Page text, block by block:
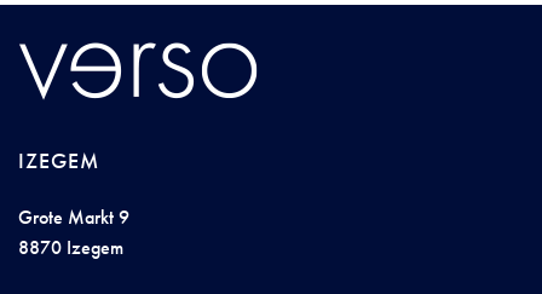
IZEGEM
Grote Markt 9
8870 Izegem